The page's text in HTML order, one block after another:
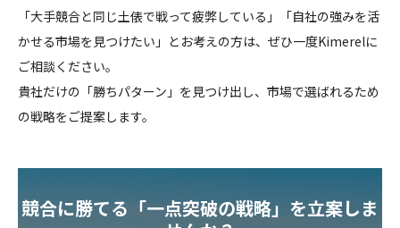
「大手競合と同じ土俵で戦って疲弊している」「自社の強みを活
かせる市場を見つけたい」とお考えの方は、ぜひ一度Kimerelに
ご相談ください。
貴社だけの「勝ちパターン」を見つけ出し、市場で選ばれるため
の戦略をご提案します。
競合に勝てる「一点突破の戦略」を立案しま